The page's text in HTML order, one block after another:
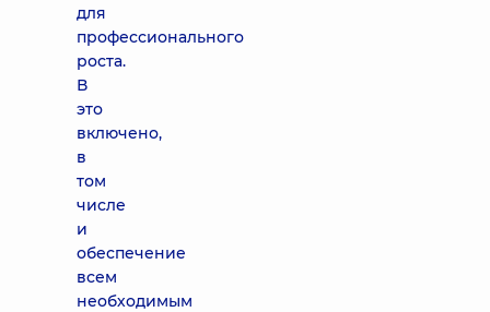
для
профессионального
роста.
В
это
включено,
в
том
числе
и
обеспечение
всем
необходимым